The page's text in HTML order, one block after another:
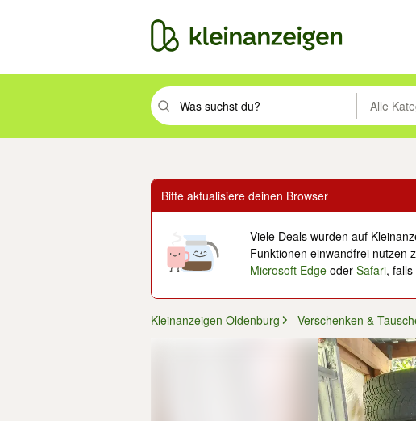
Suchbegriff eingeben. Eingabetaste drücken um
Alle
Bitte aktualisiere deinen Browser
Viele Deals wurden auf
Funktionen einwandfrei nutzen
Microsoft Edge oderSafari,
Kleinanzeigen Oldenburg Verschenken &